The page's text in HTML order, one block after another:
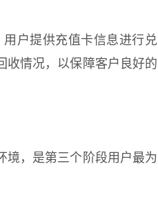
户提供充值卡信息进行兑
收情况，以保障客户良好的
，是第三个阶段用户最为